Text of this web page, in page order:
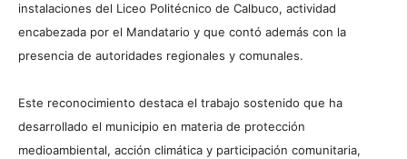
instalaciones del Liceo Politécnico de Calbuco, actividad
encabezada por el Mandatario y que contó además con la
presencia de autoridades regionales y comunales.
Este reconocimiento destaca el trabajo sostenido que ha
desarrollado el municipio en materia de protección
medioambiental, acción climática y participación comunitaria,